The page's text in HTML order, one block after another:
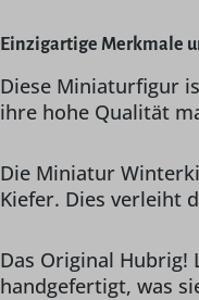
Einzigartige Merkmale
Diese Miniaturfigur
ihre hohe Qualität
Die Miniatur
Kiefer. Dies verleiht
Das Original
handgefertigt, was